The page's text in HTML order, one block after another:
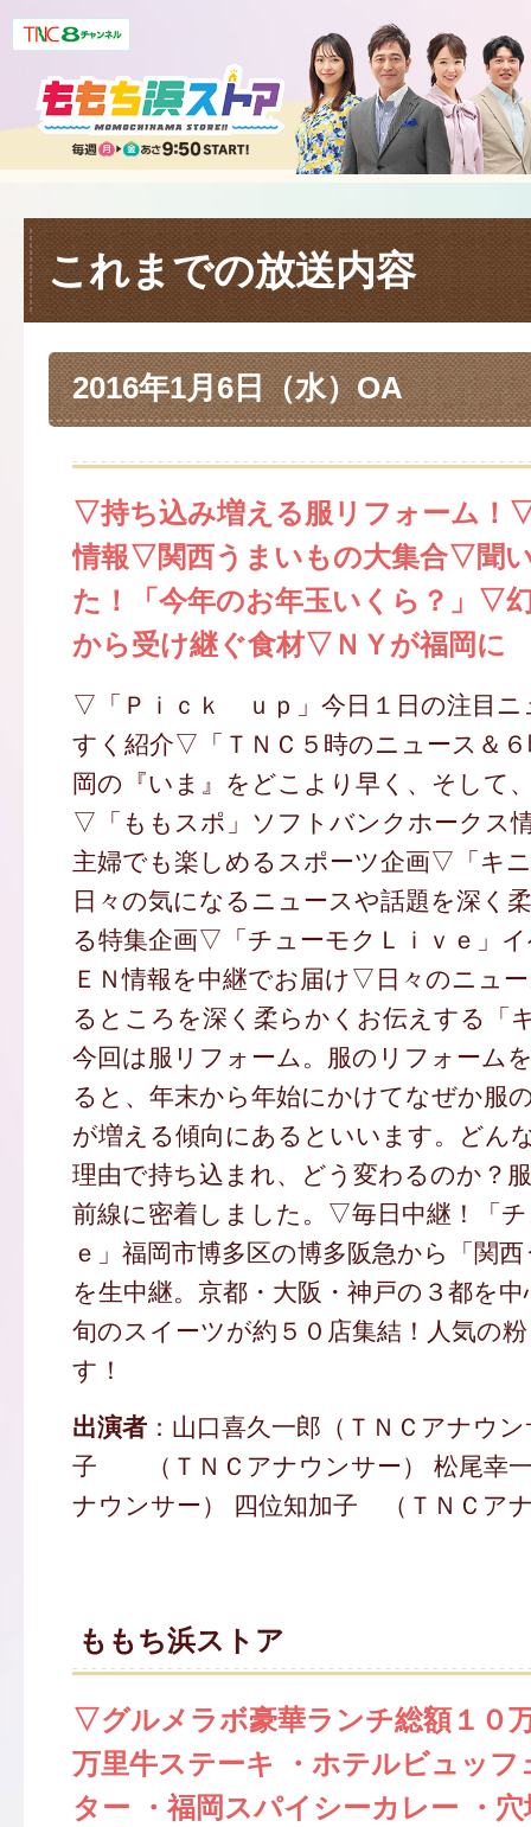
これまでの放送内容
2016年1月6日（水）OA
▽持ち込み増える服リフォーム！
情報▽関西うまいもの大集合▽聞
た！「今年のお年玉いくら？」▽
から受け継ぐ食材▽ＮＹが福岡に
▽「Ｐｉｃｋ ｕｐ」今日１日の注目ニ
すく紹介▽「ＴＮＣ５時のニュース＆
岡の『いま』をどこより早く、そして
▽「ももスポ」ソフトバンクホークス
主婦でも楽しめるスポーツ企画▽「キ
日々の気になるニュースや話題を深く
る特集企画▽「チューモクＬｉｖｅ」
ＥＮ情報を中継でお届け▽日々のニュ
るところを深く柔らかくお伝えする「
今回は服リフォーム。服のリフォーム
ると、年末から年始にかけてなぜか服
が増える傾向にあるといいます。どん
理由で持ち込まれ、どう変わるのか？
前線に密着しました。▽毎日中継！「
ｅ」福岡市博多区の博多阪急から「関
を生中継。京都・大阪・神戸の３都を
旬のスイーツが約５０店集結！人気の
す！
出演者：山口喜久一郎（ＴＮＣアナウ
子 （ＴＮＣアナウンサー） 松尾幸
ナウンサー） 四位知加子 （ＴＮＣア
ももち浜ストア
▽グルメラボ豪華ランチ総額１０
万里牛ステーキ ・ホテルビュッ
ター ・福岡スパイシーカレー ・